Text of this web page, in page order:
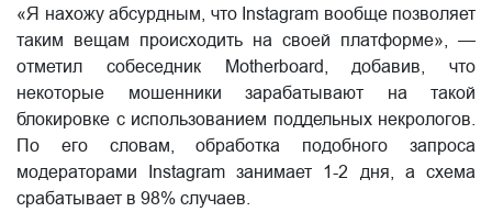
«Я нахожу абсурдным, что Instagram вообще позволяет
таким вещам происходить на своей платформе», —
отметил собеседник Motherboard, добавив, что
некоторые мошенники зарабатывают на такой
блокировке с использованием поддельных некрологов.
По его словам, обработка подобного запроса
модераторами Instagram занимает 1-2 дня, а схема
срабатывает в 98% случаев.